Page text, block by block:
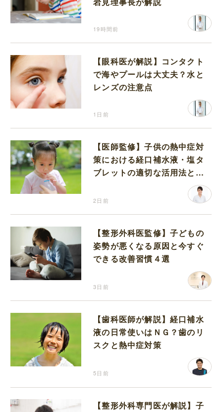
19時間前
【眼科医が解説】コンタクト
で海やプールは大丈夫？水と
レンズの注意点
1日前
【医師監修】子供の熱中症対
策における経口補水液・塩タ
ブレットの適切な活用法と水
2日前
【整形外科医監修】子どもの
姿勢が悪くなる原因と今すぐ
できる改善習慣４選
3日前
【歯科医師が解説】経口補水
液の日常使いはＮＧ？歯のリ
スクと熱中症対策
5日前
【整形外科専門医が解説】子